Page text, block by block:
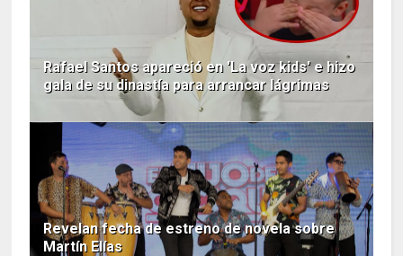
Rafael Santos apareció en 'La voz kids' e hizo
gala de su dinastía para arrancar lágrimas
Revelan fecha de estreno de novela sobre
Martín Elías